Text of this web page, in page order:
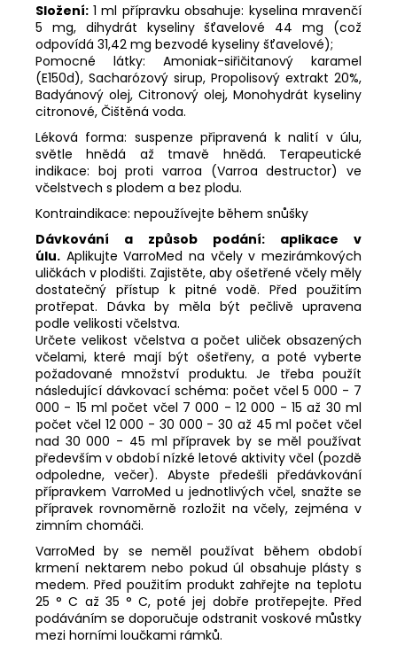
Složení: 1 ml přípravku obsahuje: kyselina mravenčí
5 mg, dihydrát kyseliny šťavelové 44 mg (což
odpovídá 31,42 mg bezvodé kyseliny šťavelové);
Pomocné látky: Amoniak-siřičitanový karamel
(E150d), Sacharózový sirup, Propolisový extrakt 20%,
Badyánový olej, Citronový olej, Monohydrát kyseliny
citronové, Čištěná voda.
Léková forma: suspenze připravená k nalití v úlu,
světle hnědá až tmavě hnědá. Terapeutické
indikace: boj proti varroa (Varroa destructor) ve
včelstvech s plodem a bez plodu.
Kontraindikace: nepoužívejte během snůšky
Dávkování a způsob podání: aplikace v
úlu. Aplikujte VarroMed na včely v mezirámkových
uličkách v plodišti. Zajistěte, aby ošetřené včely měly
dostatečný přístup k pitné vodě. Před použitím
protřepat. Dávka by měla být pečlivě upravena
podle velikosti včelstva.
Určete velikost včelstva a počet uliček obsazených
včelami, které mají být ošetřeny, a poté vyberte
požadované množství produktu. Je třeba použít
následující dávkovací schéma: počet včel 5 000 - 7
000 - 15 ml počet včel 7 000 - 12 000 - 15 až 30 ml
počet včel 12 000 - 30 000 - 30 až 45 ml počet včel
nad 30 000 - 45 ml přípravek by se měl používat
především v období nízké letové aktivity včel (pozdě
odpoledne, večer). Abyste předešli předávkování
přípravkem VarroMed u jednotlivých včel, snažte se
přípravek rovnoměrně rozložit na včely, zejména v
zimním chomáči.
VarroMed by se neměl používat během období
krmení nektarem nebo pokud úl obsahuje plásty s
medem. Před použitím produkt zahřejte na teplotu
25 ° C až 35 ° C, poté jej dobře protřepejte. Před
podáváním se doporučuje odstranit voskové můstky
mezi horními loučkami rámků.